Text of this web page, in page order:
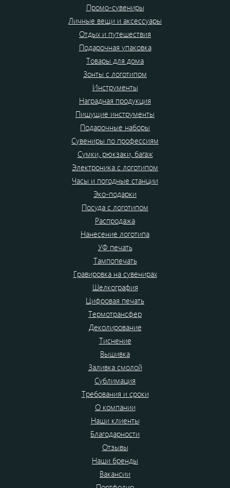
Промо-сувениры
Личные вещи и аксессуары
Отдых и путешествия
Подарочная упаковка
Товары для дома
Зонты с логотипом
Инструменты
Наградная продукция
Пишущие инструменты
Подарочные наборы
Сувениры по профессиям
Сумки, рюкзаки, багаж
Электроника с логотипом
Часы и погодные станции
Эко-подарки
Посуда с логотипом
Распродажа
Нанесение логотипа
УФ печать
Тампопечать
Гравировка на сувенирах
Шелкография
Цифровая печать
Термотрансфер
Деколирование
Тиснение
Вышивка
Заливка смолой
Сублимация
Требования и сроки
О компании
Наши клиенты
Благодарности
Отзывы
Наши бренды
Вакансии